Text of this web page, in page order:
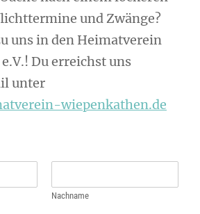
und Zwänge?
uns in den Heimatverein
Du erreichst uns
unter
wiepenkathen.de
Nachname